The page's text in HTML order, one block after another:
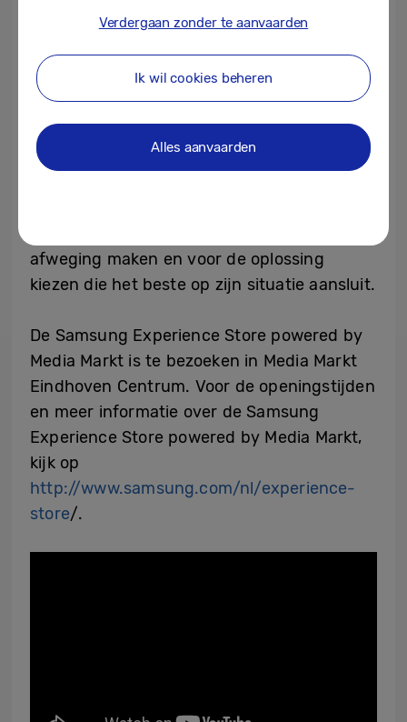
vandaag al te zien in onze Experience Store
in Eindhoven.”
In de Samsung Experience Store helpen
persoonlijke Samsung hosts om de wensen
en behoeften van bezoekers te vervullen.
afweging maken en voor de oplossing
kiezen die het beste op zijn situatie aansluit.
De Samsung Experience Store powered by
Media Markt is te bezoeken in Media Markt
Eindhoven Centrum. Voor de openingstijden
en meer informatie over de Samsung
Experience Store powered by Media Markt,
kijk op
http://www.samsung.com/nl/experience-
store/.
Verdergaan zonder te aanvaarden
Ik wil cookies beheren
Alles aanvaarden